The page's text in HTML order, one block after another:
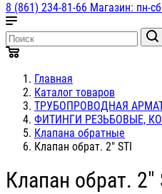
8 (861) 234-81-66 Магазин: пн-
Главная
Каталог товаров
ТРУБОПРОВОДНАЯ
ФИТИНГИ РЕЗЬБОВЫЕ,
Клапана обратные
Клапан обрат. 2" STI
Клапан обрат. 2"